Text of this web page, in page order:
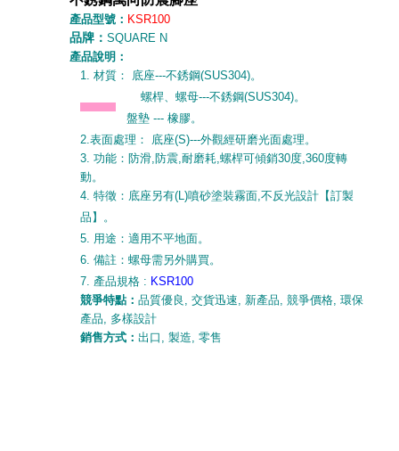
產品型號： KSR100
品牌： SQUARE N
產品說明：
1. 材質： 底座---不銹鋼(SUS304)。
螺桿、 螺母---不銹鋼(SUS304)。
盤墊 --- 橡膠。
2.表面處理： 底座(S)---外觀經研磨光面處理。
3. 功能：防滑,防震,耐磨耗,螺桿可傾銷30度,360度轉
動。
4. 特徵： 底座另有(L)噴砂塗裝霧面,不反光設計 【訂製
品】 。
5. 用途：適用不平地面。
6. 備註： 螺母需另外購買。
7. 產品規格 : KSR100
競爭特點： 品質優良 , 交貨迅速, 新產品, 競爭價格, 環保
產品, 多樣設計
銷售方式： 出口 , 製造, 零售